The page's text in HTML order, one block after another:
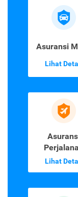
Asuransi
Lihat
Lihat